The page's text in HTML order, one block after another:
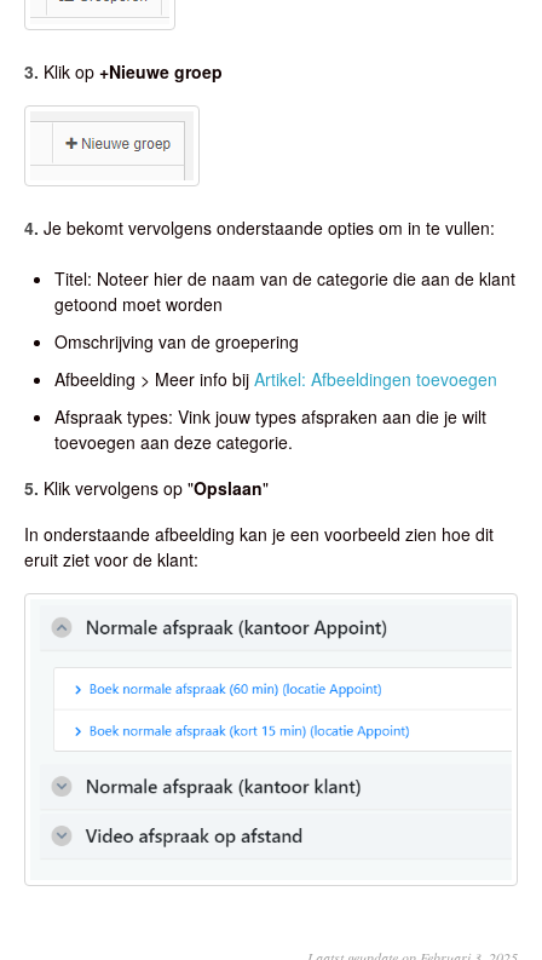
3. Klik op +Nieuwe groep
4. Je bekomt vervolgens onderstaande opties om in te vullen:
Titel: Noteer hier de naam van de categorie die aan de klant
getoond moet worden
Omschrijving van de groepering
Afbeelding > Meer info bij Artikel: Afbeeldingen toevoegen
Afspraak types: Vink jouw types afspraken aan die je wilt
toevoegen aan deze categorie.
5. Klik vervolgens op "Opslaan"
In onderstaande afbeelding kan je een voorbeeld zien hoe dit
eruit ziet voor de klant: